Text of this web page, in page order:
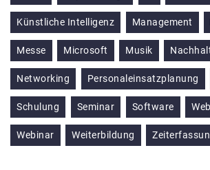
Künstliche Intelligenz Management
Messe Microsoft Musik
Networking Personaleinsatzplanung
Schulung Seminar Software
Webinar Weiterbildung